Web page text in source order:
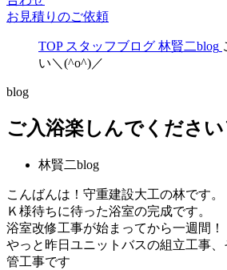
お見積りのご依頼
TOP スタッフブログ 林賢二blog
い＼(^o^)／
blog
ご入浴楽しんでくださ
林賢二blog
こんばんは！守重建設大工の林です。
Ｋ様待ちに待った浴室の完成です。
浴室改修工事が始まってから一週間！
やっと昨日ユニットバスの組立工事
管工事です